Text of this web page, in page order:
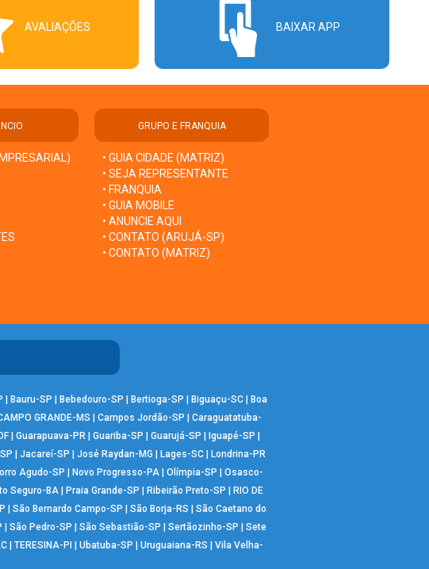
AVALIAÇÕES BAIXAR APP
GRUPO E FRANQUIA
• GUIA CIDADE (MATRIZ)
• SEJA REPRESENTANTE
• FRANQUIA
• GUIA MOBILE
• ANUNCIE AQUI
• CONTATO (ARUJÁ-SP)
• CONTATO (MATRIZ)
| Bauru-SP | Bebedouro-SP | Bertioga-SP | Biguaçu-SC| Boa
GRANDE-MS | Campos Jordão-SP | Caraguatatuba-
| Guarapuava-PR | Guariba-SP | Guarujá-SP | Iguapé-SP |
| Jacareí-SP | José Raydan-MG | Lages-SC| Londrina-PR
Agudo-SP | Novo Progresso-PA | Olímpia-SP | Osasco-
Seguro-BA| Praia Grande-SP | Ribeirão Preto-SP | RIO DE
| São Bernardo Campo-SP | São Borja-RS | São Caetano do
| São Pedro-SP | São Sebastião-SP | Sertãozinho-SP | Sete
| TERESINA-PI | Ubatuba-SP | Uruguaiana-RS | Vila Velha-